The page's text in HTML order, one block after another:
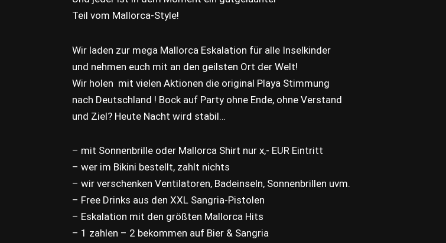
Teil vom Mallorca-Style!
Wir laden zur mega Mallorca Eskalation für alle Inselkinder
und nehmen euch mit an den geilsten Ort der Welt!
Wir holen mit vielen Aktionen die original Playa Stimmung
nach Deutschland ! Bock auf Party ohne Ende, ohne Verstand
und Ziel? Heute Nacht wird stabil…
– mit Sonnenbrille oder Mallorca Shirt nur x,- EUR Eintritt
– wer im Bikini bestellt, zahlt nichts
– wir verschenken Ventilatoren, Badeinseln, Sonnenbrillen uvm.
– Free Drinks aus den XXL Sangria-Pistolen
– Eskalation mit den größten Mallorca Hits
– 1 zahlen – 2 bekommen auf Bier & Sangria